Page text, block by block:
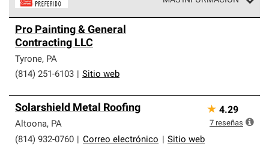
parte de una red exclusiva de profesionales de techos
que cumplen con altos estándares y requisitos estrictos
de profesionalismo y confiabilidad.
Pro Painting & General
Contracting LLC
Tyrone, PA
(814) 251-6103
Sitio web
Solarshield Metal Roofing
Altoona, PA
(814) 932-0760
Correo electrónico Sitio web
★ 4.29
7 reseñas